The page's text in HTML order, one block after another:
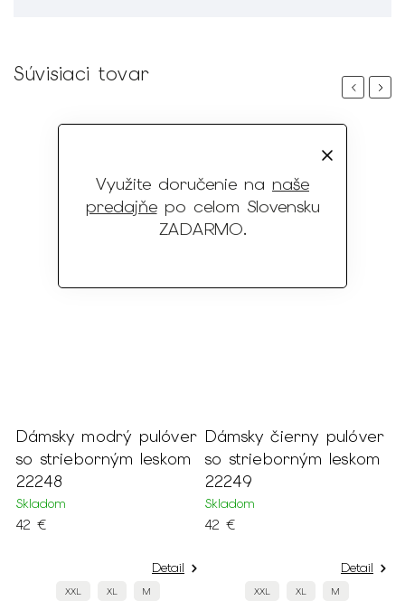
Využite doručenie na naše
predajňepo celom Slovensku
ZADARMO.
Súvisiaci tovar
Previous
Dámsky modrý pulóver
so strieborným leskom
22248
Skladom
42 €
Detail
XXL XL M
Dámsky čierny pulóver
so strieborným leskom
22249
Skladom
42 €
Detail
XXL XL M
Next